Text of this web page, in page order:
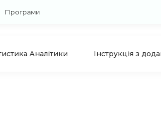
Програми
Аналітики Інструкція з